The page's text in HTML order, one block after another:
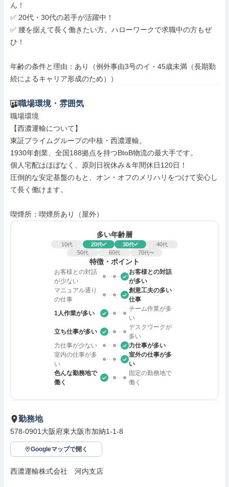
ん！
✅ 20代・30代の若手が活躍中！
✅ 腰を据えて長く働きたい方、ハローワークで求職中の方もぜ
ひ！
年齢の条件と理由：あり（例外事由3号のイ・45歳未満（長期勤
続によるキャリア形成のため））
職場環境・雰囲気
職場環境
【西濃運輸について】
東証プライムグループの中核・西濃運輸。
1930年創業、全国188拠点を持つBtoB物流の最大手です。
個人宅配はほぼなく、原則日祝休み＆年間休日120日！
圧倒的な安定基盤のもと、オン・オフのメリハリをつけて安心し
て長く働けます。
喫煙所：喫煙所あり（屋外）
多い年齢層
10代 20代 30代 40代
50代 60代 70代〜
特徴・ポイント
お客様との対話
が少ない
お客様との対話
が多い
マニュアル通り
の仕事
創意工夫の多い
仕事
1人作業が多い
チーム作業が多
い
立ち仕事が多い
デスクワークが
多い
力仕事が少ない
力仕事が多い
室内の仕事が多
い
室外の仕事が多
い
色んな勤務地で
働く
固定の勤務地で
働く
勤務地
578-0901大阪府東大阪市加納1-1-8
Googleマップで開く
西濃運輸株式会社　河内支店